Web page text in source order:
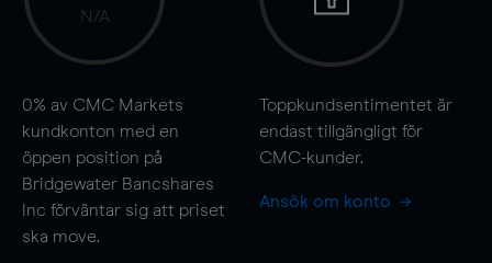
N/A
0% av CMC Markets
kundkonton med en
öppen position på
Bridgewater Bancshares
Inc förväntar sig att priset
ska move.
Toppkundsentimentet är
endast tillgängligt för
CMC-kunder.
Ansök om konto